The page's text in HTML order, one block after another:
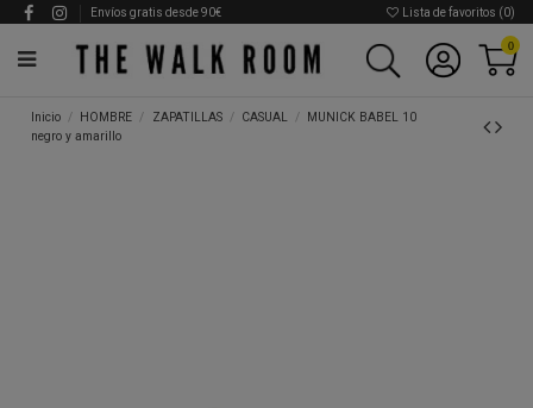
Envíos gratis desde 90€ Lista de favoritos (0)
0
Inicio HOMBRE ZAPATILLAS CASUAL
MUNICK BABEL 10
negro y amarillo